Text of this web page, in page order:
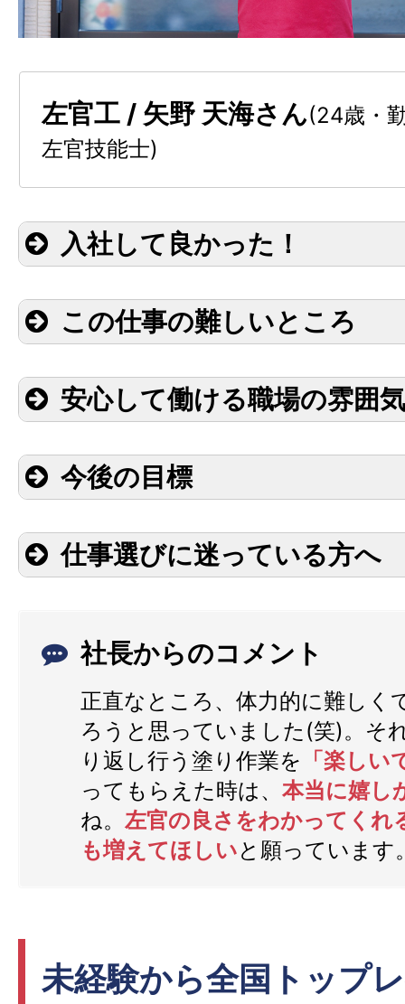
左官工 / 矢野 天海さん(24歳・
左官技能士)
入社して良かった！
この仕事の難しいところ
安心して働ける職場の雰囲
今後の目標
仕事選びに迷っている方へ
社長からのコメント
正直なところ、体力的に難しく
ろうと思っていました(笑)。そ
り返し行う塗り作業を 「楽しい
ってもらえた時は、本当に嬉し
ね。左官の良さをわかってくれ
も増えてほしいと願っています
未経験から全国トップ